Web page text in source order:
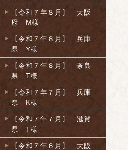
【令和７年８月】 大阪
府 M様
【令和７年８月】 兵庫
県 Y様
【令和７年８月】 奈良
県 T様
【令和７年７月】 兵庫
県 K様
【令和７年７月】 滋賀
県 T様
【令和７年６月】 大阪